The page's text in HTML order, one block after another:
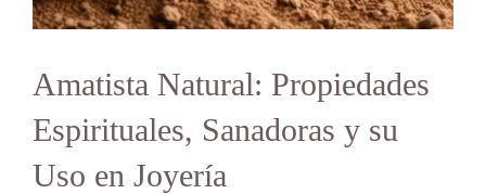
Amatista Natural: Propiedades
Espirituales, Sanadoras y su
Uso en Joyería